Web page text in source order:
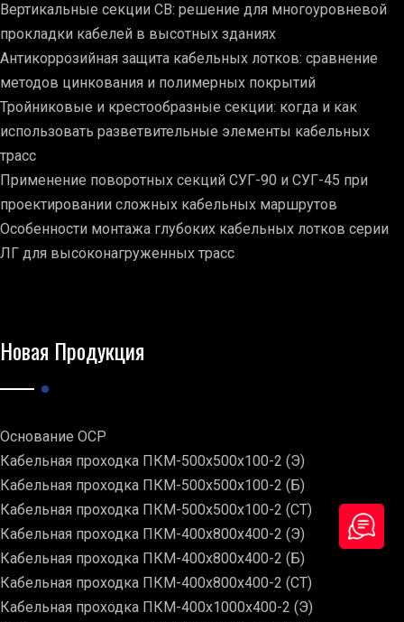
Вертикальные секции СВ: решение для многоуровневой
прокладки кабелей в высотных зданиях
Антикоррозийная защита кабельных лотков: сравнение
методов цинкования и полимерных покрытий
Тройниковые и крестообразные секции: когда и как
использовать разветвительные элементы кабельных
трасс
Применение поворотных секций СУГ-90 и СУГ-45 при
проектировании сложных кабельных маршрутов
Особенности монтажа глубоких кабельных лотков серии
ЛГ для высоконагруженных трасс
Новая Продукция
Основание ОСР
Кабельная проходка ПКМ-500х500х100-2 (Э)
Кабельная проходка ПКМ-500х500х100-2 (Б)
Кабельная проходка ПКМ-500х500х100-2 (СТ)
Кабельная проходка ПКМ-400х800х400-2 (Э)
Кабельная проходка ПКМ-400х800х400-2 (Б)
Кабельная проходка ПКМ-400х800х400-2 (СТ)
Кабельная проходка ПКМ-400х1000х400-2 (Э)